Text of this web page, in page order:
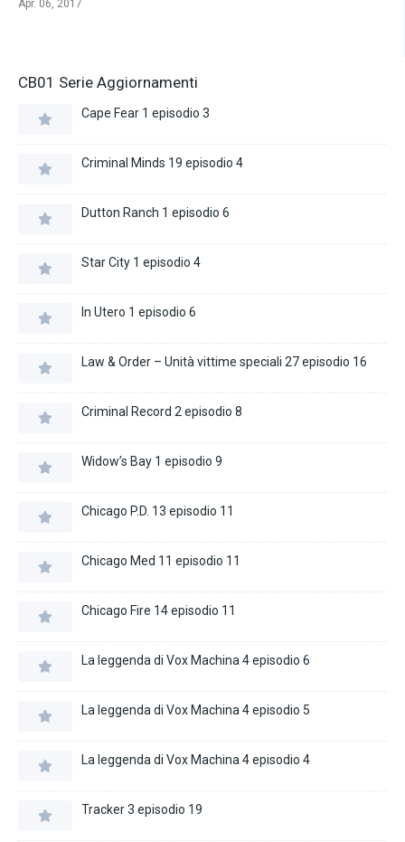
Apr. 06, 2017
CB01 Serie Aggiornamenti
Cape Fear 1 episodio 3
Criminal Minds 19 episodio 4
Dutton Ranch 1 episodio 6
Star City 1 episodio 4
In Utero 1 episodio 6
Law & Order – Unità vittime speciali 27 episodio 16
Criminal Record 2 episodio 8
Widow’s Bay 1 episodio 9
Chicago P.D. 13 episodio 11
Chicago Med 11 episodio 11
Chicago Fire 14 episodio 11
La leggenda di Vox Machina 4 episodio 6
La leggenda di Vox Machina 4 episodio 5
La leggenda di Vox Machina 4 episodio 4
Tracker 3 episodio 19